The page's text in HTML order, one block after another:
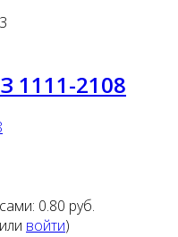
1111-2108
0.80 руб.
или войти)